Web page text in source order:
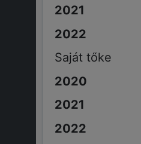
Saját tőke